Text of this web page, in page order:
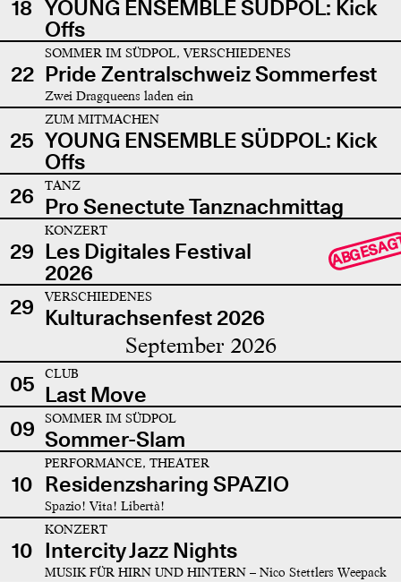
18 YOUNG ENSEMBLE SÜDPOL: Kick
Offs
22
SOMMER IM SÜDPOL, VERSCHIEDENES
Pride Zentralschweiz Sommerfest
Zwei Dragqueens laden ein
25
ZUM MITMACHEN
YOUNG ENSEMBLE SÜDPOL: Kick
Offs
26
TANZ
Pro Senectute Tanznachmittag
29
KONZERT
Les Digitales Festival
2026
29 VERSCHIEDENES
Kulturachsenfest 2026
September 2026
05 CLUB
Last Move
09
SOMMER IM SÜDPOL
Sommer-Slam
10
PERFORMANCE, THEATER
Residenzsharing SPAZIO
Spazio! Vita! Libertà!
10
KONZERT
Intercity Jazz Nights
MUSIK FÜR HIRN UND HINTERN – Nico Stettlers Weepack